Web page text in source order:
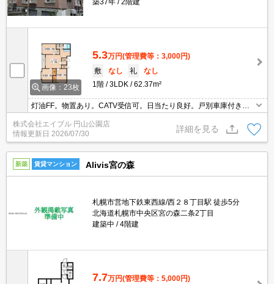
築37年
2階建
画像：23枚
5.3万円(管理費等：3,000円)
敷
なし 礼
なし
1階
3LDK 62.37m²
灯油FF。物置あり。CATV受信可。日当たり良好。戸別車庫付き。
バス・トイレ別。子供相談可。二人入居可。フローリング。敷金な
し。礼金なし。南向き。クレジットカードで契約金払えます。要火
災保険。
株式会社エイブル 円山公園店
情報更新日 2026/07/30
詳細を見る
新築 賃貸マンション Alivis宮の森
札幌市営地下鉄東西線/西２８丁目駅 徒歩5分
北海道札幌市中央区宮の森二条2丁目
建築中
4階建
7.7万円(管理費等：5,000円)